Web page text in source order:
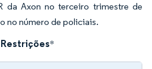
da Axon no terceiro trimestre de
no número de policiais.
*